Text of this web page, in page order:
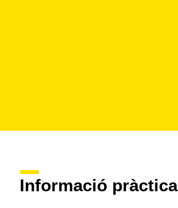
Informació pràctica